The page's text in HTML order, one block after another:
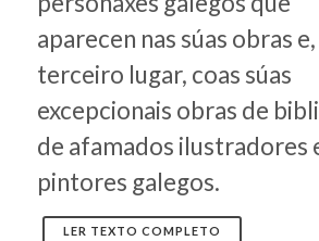
aparecen nas súas obras
terceiro lugar, coas súas
excepcionais obras de
de afamados ilustradores
pintores galegos.
LER TEXTO COMPLETO